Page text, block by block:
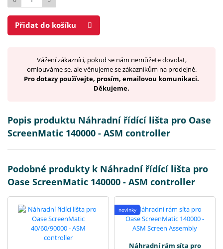
Přidat do košíku
Vážení zákazníci, pokud se nám nemůžete dovolat,
omlouváme se, ale věnujeme se zákazníkům na prodejně.
Pro dotazy používejte, prosím, emailovou komunikaci.
Děkujeme.
Popis produktu Náhradní řídící lišta pro Oase
ScreenMatic 140000 - ASM controller
Podobné produkty k Náhradní řídící lišta pro
Oase ScreenMatic 140000 - ASM controller
novinky
Náhradní rám síta pro